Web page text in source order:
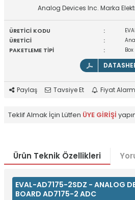
Analog Devices Inc. Marka
ÜRETİCİ KODU :
ÜRETİCİ :
PAKETLEME TİPİ : Box
Paylaş Tavsiye Et Fiyat
Teklif Almak İçin Lütfen ÜYE GİRİŞİ
Ürün Teknik Özellikleri
EVAL-AD7175-2SDZ - ANALOG
BOARD AD7175-2 ADC